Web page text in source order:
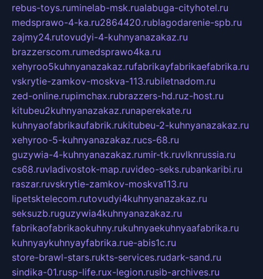
rebus-toys.ruminelab-msk.rualabuga-cityhotel.ru
medsprawo-4-ka.ru2864420.rublagodarenie-spb.ru
zajmy24.rutovudyi-4-kuhnyanazakaz.ru
brazzerscom.rumedsprawo4ka.ru
xehyroo5kuhnyanazakaz.rufabrikayfabrikaefabrika.ru
vskrytie-zamkov-moskva-113.rubiletnadom.ru
zed-online.rupimchax.rubrazzers-hd.ruz-host.ru
kitubeu2kuhnyanazakaz.runaperekate.ru
kuhnyaofabrikaufabrik.rukitubeu-2-kuhnyanazakaz.ru
xehyroo-5-kuhnyanazakaz.rucs-68.ru
guzywia-4-kuhnyanazakaz.rumir-tk.ruvlknrussia.ru
cs68.ruvladivostok-map.ruvideo-seks.rubankaribi.ru
raszar.ruvskrytie-zamkov-moskva113.ru
lipetsktelecom.rutovudyi4kuhnyanazakaz.ru
seksuzb.ruguzywia4kuhnyanazakaz.ru
fabrikaofabrikaokuhny.rukuhnyaekuhnyaafabrika.ru
kuhnyaykuhnyayfabrika.rue-abis1c.ru
store-brawl-stars.rukts-services.rudark-sand.ru
sindika-01.rusp-life.rux-legion.rusib-archives.ru